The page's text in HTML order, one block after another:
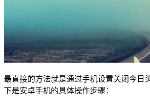
最直接的方法就是通过手机设置关闭今日
下是安卓手机的具体操作步骤：